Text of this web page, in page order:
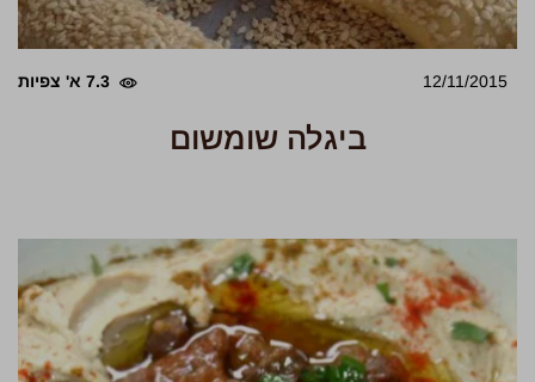
12/11/2015 7.3 א' צפיות
ביגלה שומשום